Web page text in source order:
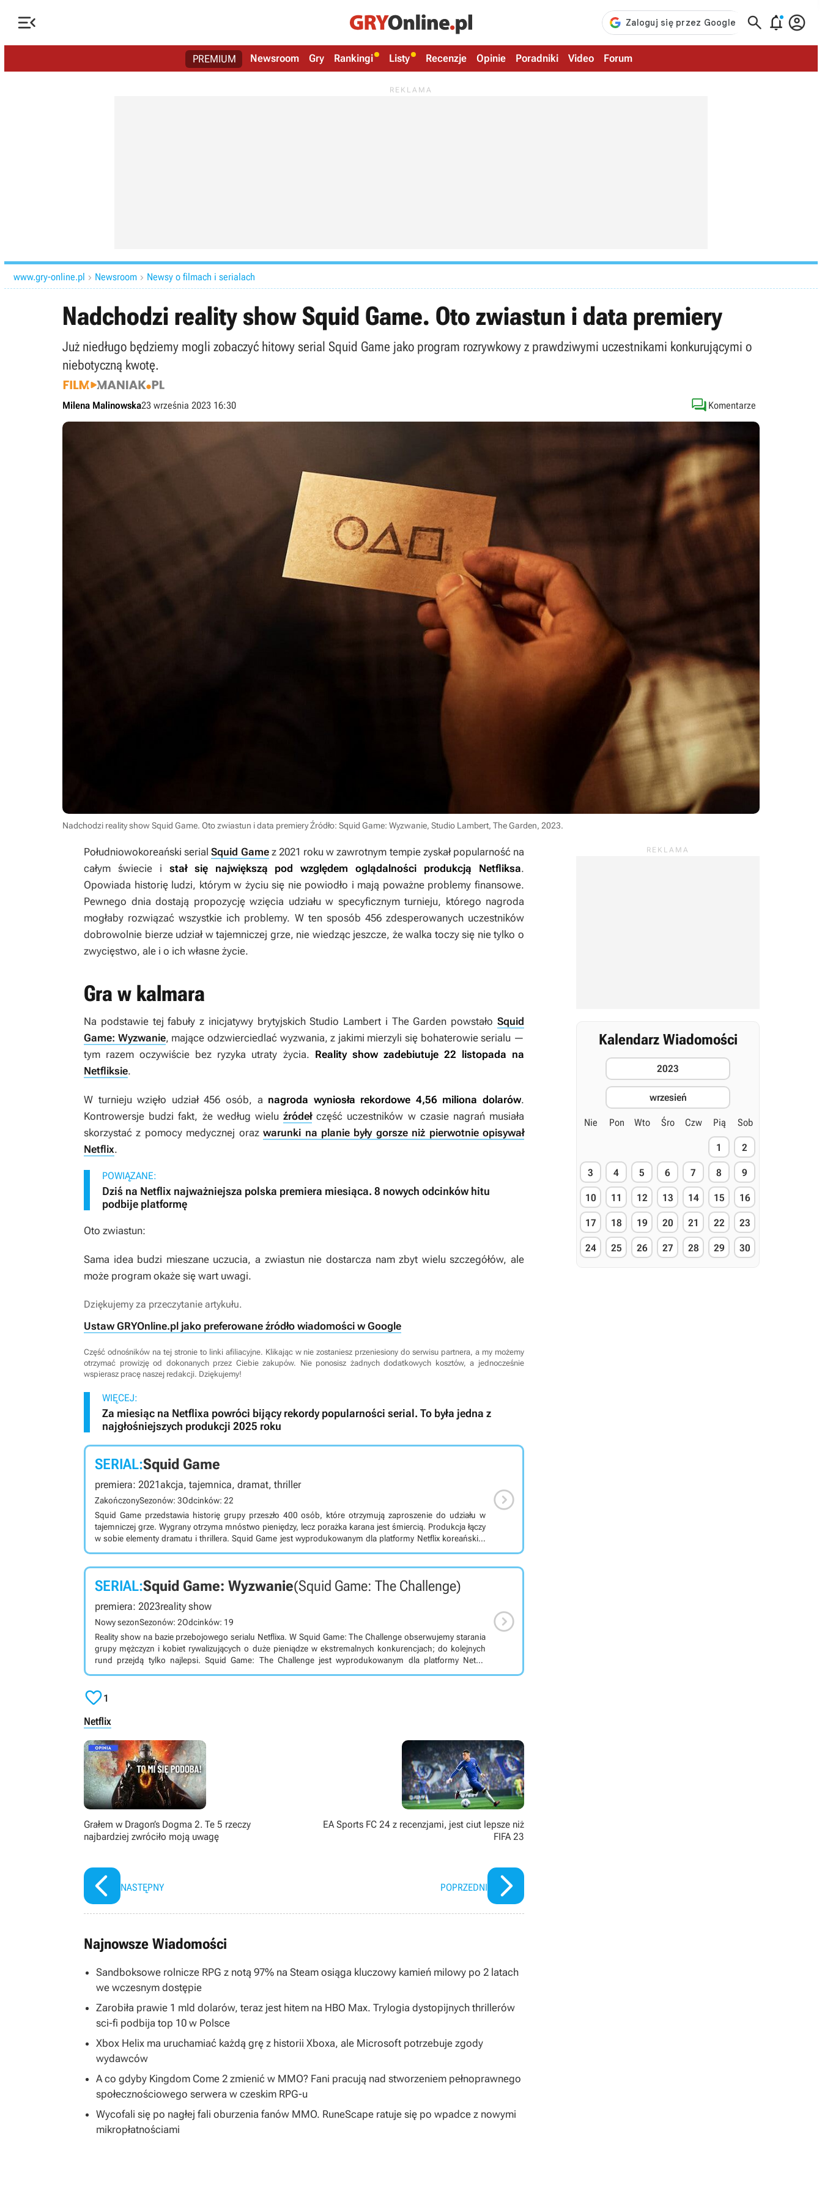
   
PREMIUM Newsroom Gry Rankingi Listy Recenzje Opinie Poradniki Video Forum
www.gry-online.pl  Newsroom  Newsy o filmach i serialach
Nadchodzi reality show Squid Game. Oto zwiastun i data premiery
Już niedługo będziemy mogli zobaczyć hitowy serial Squid Game jako program rozrywkowy z prawdziwymi uczestnikami konkurującymi o
niebotyczną kwotę.
Milena Malinowska23 września 2023 16:30  Komentarze
Nadchodzi reality show Squid Game. Oto zwiastun i data premieryŹródło: Squid Game: Wyzwanie, Studio Lambert, The Garden, 2023.
Południowokoreański serialSquid Gamez 2021 roku w zawrotnym tempie zyskał popularność na
całym świecie i stał się największą pod względem oglądalności produkcją Netfliksa.
Opowiada historię ludzi, którym w życiu się nie powiodło i mają poważne problemy finansowe.
Pewnego dnia dostają propozycję wzięcia udziału w specyficznym turnieju, którego nagroda
mogłaby rozwiązać wszystkie ich problemy. W ten sposób 456 zdesperowanych uczestników
dobrowolnie bierze udział w tajemniczej grze, nie wiedząc jeszcze, że walka toczy się nie tylko o
zwycięstwo, ale i o ich własne życie.
Gra w kalmara
Na podstawie tej fabuły z inicjatywy brytyjskich Studio Lambert i The Garden powstało Squid
Game: Wyzwanie, mające odzwierciedlać wyzwania, z jakimi mierzyli się bohaterowie serialu —
tym razem oczywiście bez ryzyka utraty życia. Reality show zadebiutuje 22 listopada na
Netfliksie.
W turnieju wzięło udział 456 osób, a nagroda wyniosła rekordowe 4,56 miliona dolarów.
Kontrowersje budzi fakt, że według wieluźródełczęść uczestników w czasie nagrań musiała
skorzystać z pomocy medycznej orazwarunki na planie były gorsze niż pierwotnie opisywał
Netflix.
POWIĄZANE:
Dziś na Netflix najważniejsza polska premiera miesiąca. 8 nowych odcinków hitu
podbije platformę
Oto zwiastun:
Sama idea budzi mieszane uczucia, a zwiastun nie dostarcza nam zbyt wielu szczegółów, ale
może program okaże się wart uwagi.
Dziękujemy za przeczytanie artykułu.
Ustaw GRYOnline.pl jako preferowane źródło wiadomości w Google
Część odnośników na tej stronie to linki afiliacyjne. Klikając w nie zostaniesz przeniesiony do serwisu partnera, a my możemy
otrzymać prowizję od dokonanych przez Ciebie zakupów. Nie ponosisz żadnych dodatkowych kosztów, a jednocześnie
wspierasz pracę naszej redakcji. Dziękujemy!
WIĘCEJ:
Za miesiąc na Netflixa powróci bijący rekordy popularności serial. To była jedna z
najgłośniejszych produkcji 2025 roku
SERIAL:Squid Game
premiera: 2021akcja, tajemnica, dramat, thriller
ZakończonySezonów: 3Odcinków: 22
Squid Game przedstawia historię grupy przeszło 400 osób, które otrzymują zaproszenie do udziału w
tajemniczej grze. Wygrany otrzyma mnóstwo pieniędzy, lecz porażka karana jest śmiercią. Produkcja łączy
w sobie elementy dramatu i thrillera. Squid Game jest wyprodukowanym dla platformy Netflix koreańskim
serialem, stworzonym przez Dong-hyuk Hwanga. Opowiada on historię grupy 456 osób mających spore
liczyć na 45,6 miliarda południowokoreańskich wonów nagrody. Jest jednak pewien haczyk – porażka
skutkuje śmiercią. W produkcji wystąpili między innymi Yeong-su Oh (Il-nam Oh), Hae-soo Park (Sang-
woo Jo), Sung-tae Heo (Deok-soo Jang), Ha-joon Wi (Joon-ho Hwang), Ho-yeon Jung (Sae-byeok Kang)
oraz Jung-Jae Lee (Gi-hun Seong).

SERIAL:Squid Game: Wyzwanie(Squid Game: The Challenge)
premiera: 2023reality show
Nowy sezonSezonów: 2Odcinków: 19
Reality show na bazie przebojowego serialu Netflixa. W Squid Game: The Challenge obserwujemy starania
grupy mężczyzn i kobiet rywalizujących o duże pieniądze w ekstremalnych konkurencjach; do kolejnych
rund przejdą tylko najlepsi. Squid Game: The Challenge jest wyprodukowanym dla platformy Netflix
programem typu reality show, opartym na przebojowym koreańskim serialu. W produkcji 456 śmiałków,
nagrody w wysokości 4,56 miliona dolarów. Zdjęcia kręcono w Londynie.

1
Netflix
Grałem w Dragon’s Dogma 2. Te 5 rzeczy
najbardziej zwróciło moją uwagę
NASTĘPNY
EA Sports FC 24 z recenzjami, jest ciut lepsze niż
FIFA 23
POPRZEDNI
Najnowsze Wiadomości
Sandboksowe rolnicze RPG z notą 97% na Steam osiąga kluczowy kamień milowy po 2 latach
we wczesnym dostępie
Zarobiła prawie 1 mld dolarów, teraz jest hitem na HBO Max. Trylogia dystopijnych thrillerów
sci-fi podbija top 10 w Polsce
Xbox Helix ma uruchamiać każdą grę z historii Xboxa, ale Microsoft potrzebuje zgody
wydawców
A co gdyby Kingdom Come 2 zmienić w MMO? Fani pracują nad stworzeniem pełnoprawnego
społecznościowego serwera w czeskim RPG-u
Wycofali się po nagłej fali oburzenia fanów MMO. RuneScape ratuje się po wpadce z nowymi
mikropłatnościami
Kalendarz Wiadomości
2023
wrzesień
Nie Pon Wto Śro Czw Pią Sob
1 2
3 4 5 6 7 8 9
10 11 12 13 14 15 16
17 18 19 20 21 22 23
24 25 26 27 28 29 30